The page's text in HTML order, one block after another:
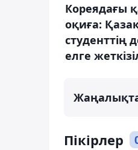
Кореядағы
оқиға:
студенттің
елге
Пікірлер